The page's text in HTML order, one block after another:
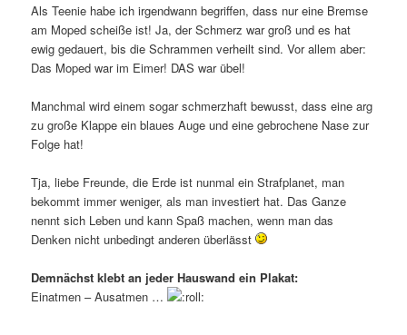
Als Teenie habe ich irgendwann begriffen, dass nur eine Bremse
am Moped scheiße ist! Ja, der Schmerz war groß und es hat
ewig gedauert, bis die Schrammen verheilt sind. Vor allem aber:
Das Moped war im Eimer! DAS war übel!
Manchmal wird einem sogar schmerzhaft bewusst, dass eine arg
zu große Klappe ein blaues Auge und eine gebrochene Nase zur
Folge hat!
Tja, liebe Freunde, die Erde ist nunmal ein Strafplanet, man
bekommt immer weniger, als man investiert hat. Das Ganze
nennt sich Leben und kann Spaß machen, wenn man das
Denken nicht unbedingt anderen überlässt
Demnächst klebt an jeder Hauswand ein Plakat:
Einatmen – Ausatmen …